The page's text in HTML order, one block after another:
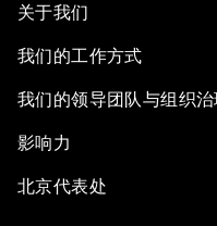
关于我们
我们的工作方式
我们的领导团队与组织治
影响力
北京代表处